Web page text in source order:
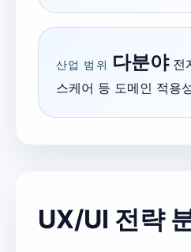
산업 범위 다분야 전
스케어 등 도메인 적용
UX/UI 전략